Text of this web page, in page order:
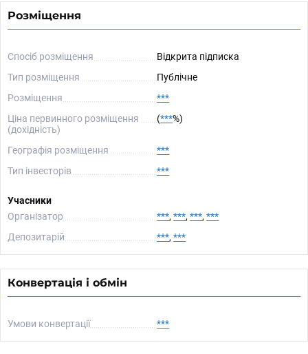
Розміщення
Спосіб розміщення
Відкрита підписка
Тип розміщення
Публічне
Розміщення
***
Ціна первинного розміщення
(дохідність)
(***%)
Географія розміщення
***
Тип інвесторів
***
Учасники
Організатор
***, ***, ***, ***
Депозитарій
***, ***
Конвертація і обмін
Умови конвертації ***